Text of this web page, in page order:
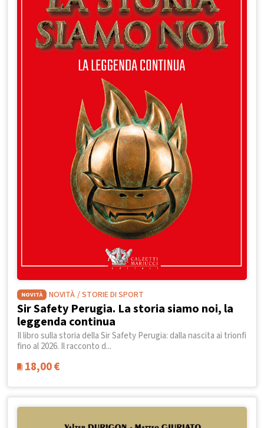
NOVITÀ NOVITÀ / STORIE DI SPORT
Sir Safety Perugia. La storia siamo noi, la
leggenda continua
Il libro sulla storia della Sir Safety Perugia: dalla nascita ai trionfi
fino al 2026. Il racconto d...
18,00€